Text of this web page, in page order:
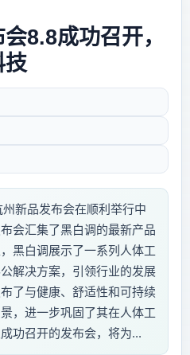
8.8成功召开，
技
新品发布会在顺利举行中
会汇集了黑白调的最新产品
黑白调展示了一系列人体工
解决方案，引领行业的发展
了与健康、舒适性和可持续
，进一步巩固了其在人体工
功召开的发布会，将为...